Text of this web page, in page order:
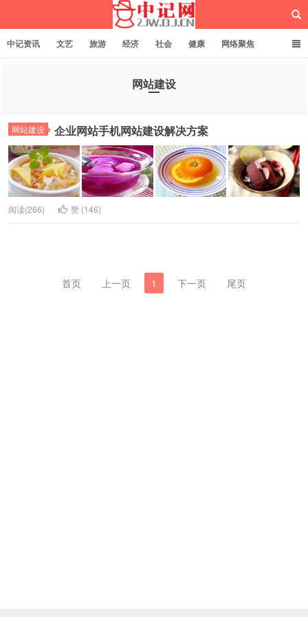
中记资讯 文艺 旅游 经济 社会 健康 网络聚焦
网站建设
网站建设 企业网站手机网站建设解决方案
阅读(266) 赞 (146)
首页 上一页 1 下一页 尾页